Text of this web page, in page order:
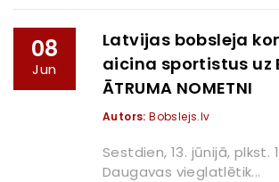
08
Jun
Latvijas bobsleja
aicina sportistus uz
ĀTRUMA NOMETNI
Autors: Bobslejs.lv
Sestdien, 13. jūnijā, plkst.
Daugavas vieglatlētik...